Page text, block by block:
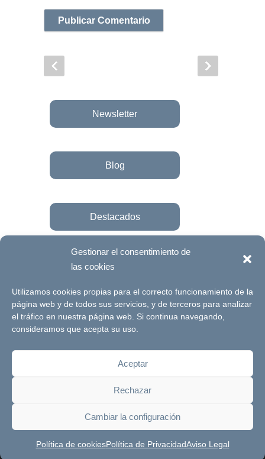
Gestionar el consentimiento de
las cookies
Utilizamos cookies propias para el correcto funcionamiento de la
página web y de todos sus servicios, y de terceros para analizar
el tráfico en nuestra página web. Si continua navegando,
consideramos que acepta su uso.
Aceptar
Rechazar
Cambiar la configuración
Política de cookiesPolítica de PrivacidadAviso Legal
Newsletter
Blog
Destacados
Únete a la fundación
© Futuro Singular Córdoba 2017. Web
desarrollada por
Aviso Legal
Política de cookies
Canal de denuncias